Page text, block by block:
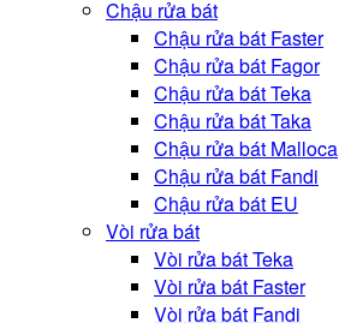
Chậu rửa bát
Chậu rửa bát Faster
Chậu rửa bát Fagor
Chậu rửa bát Teka
Chậu rửa bát Taka
Chậu rửa bát Malloca
Chậu rửa bát Fandi
Chậu rửa bát EU
Vòi rửa bát
Vòi rửa bát Teka
Vòi rửa bát Faster
Vòi rửa bát Fandi